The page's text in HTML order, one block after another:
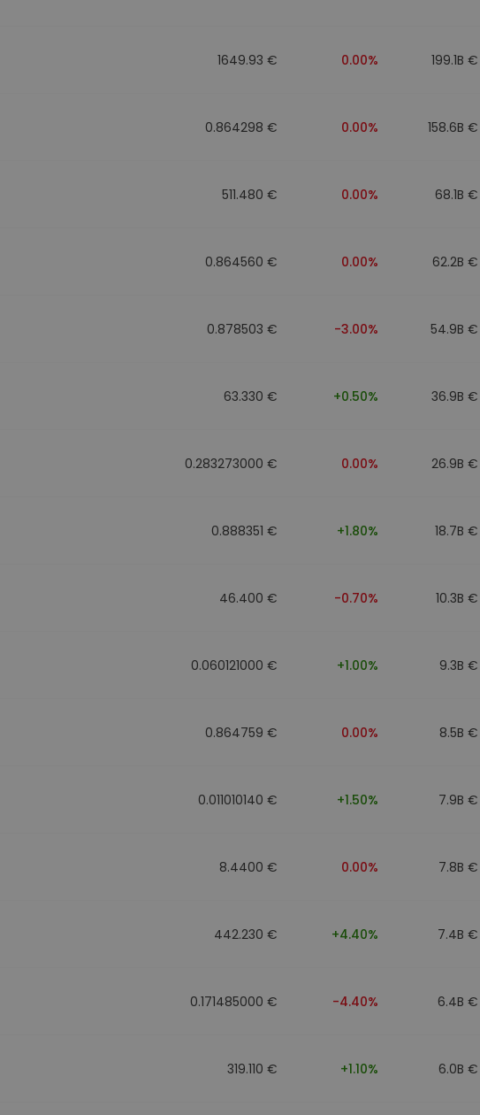
1649.93 € 0.00% 199.1B €
0.864298 € 0.00% 158.6B €
511.480 € 0.00% 68.1B €
0.864560 € 0.00% 62.2B €
0.878503 € -3.00% 54.9B €
63.330 € +0.50% 36.9B €
0.283273000 € 0.00% 26.9B €
0.888351 € +1.80% 18.7B €
46.400 € -0.70% 10.3B €
0.060121000 € +1.00% 9.3B €
0.864759 € 0.00% 8.5B €
0.011010140 € +1.50% 7.9B €
8.4400 € 0.00% 7.8B €
442.230 € +4.40% 7.4B €
0.171485000 € -4.40% 6.4B €
319.110 € +1.10% 6.0B €